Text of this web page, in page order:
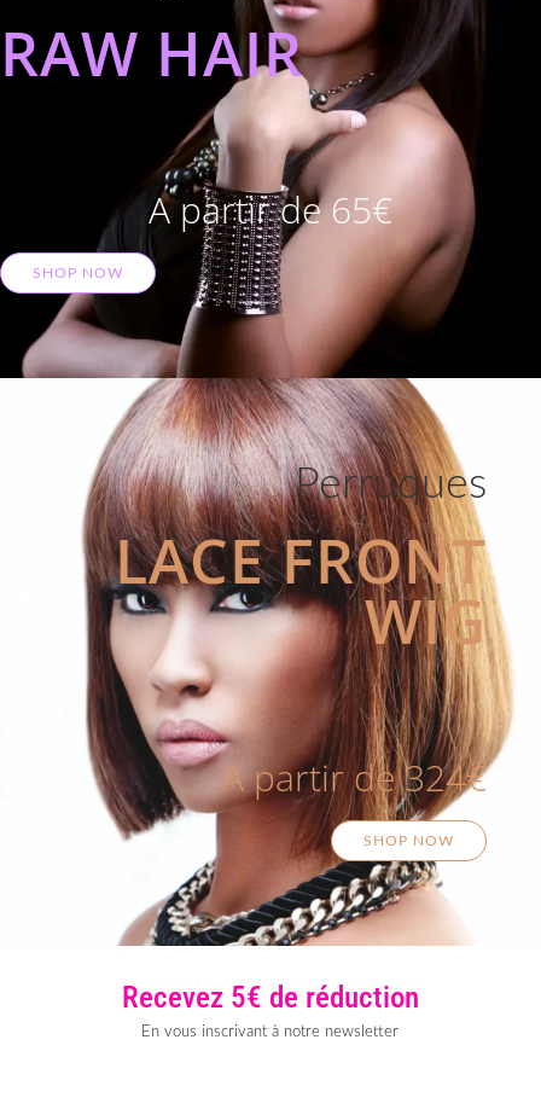
RAW HAIR
A partir de 65€
SHOP NOW
Perruques
LACE FRONT
WIG
A partir de 324€
SHOP NOW
Recevez 5€ de réduction
En vous inscrivant à notre newsletter